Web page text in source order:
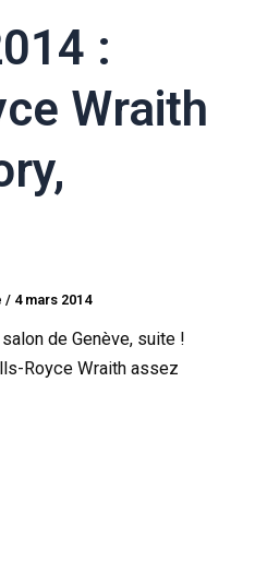
:
Wraith
/ 4 mars 2014
de Genève, suite !
Royce Wraith assez